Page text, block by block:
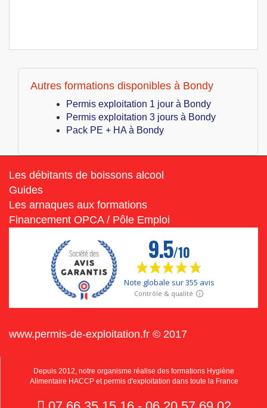
Autres formations disponibles à Bondy
Permis exploitation 1 jour à Bondy
Permis exploitation 3 jours à Bondy
Pack PE + HA à Bondy
Les débitants de boissons alcool
Guides
Les arnaques aux formations
Financement OPCA / Pôle Emploi
www.permis-de-exploitation.fr © 2017
Depuis 2012, notre organisme réalise des formations Hygiène
Alimentaire HACCP et permis d'exploitation dans toute la France